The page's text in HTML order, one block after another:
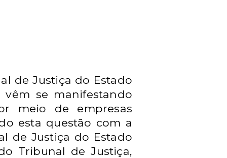
de Justiça do Estado
se manifestando
meio de empresas
esta questão com a
de Justiça do Estado
Tribunal de Justiça,